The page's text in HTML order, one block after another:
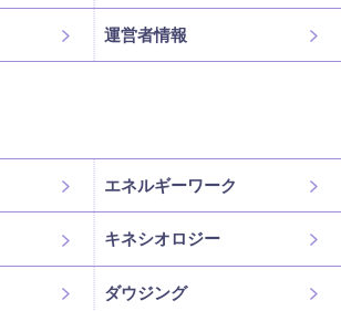
運営者情報
エネルギーワーク
キネシオロジー
ダウジング